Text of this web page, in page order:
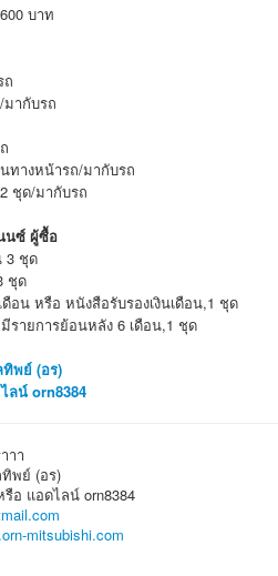
บาท
ถ
มากับรถ
ทางหน้ารถ/มากับรถ
ชุด/มากับรถ
นซ์ ผู้ซื้อ
3 ชุด
ชุด
ดือน หรือ หนังสือรับรองเงินเดือน,1 ชุด
ายการย้อนหลัง 6 เดือน,1 ชุด
พย์ (อร)
ลน์ orn8384
าา
พย์ (อร)
รือ แอดไลน์ orn8384
mitsubishi.com